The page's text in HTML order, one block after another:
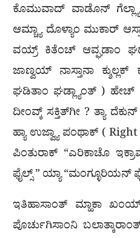
ಕೊಮುವಾದ್ ವಾಡೊನ್
ಆಮ್ಚ್ಯಾ ದೊಳ್ಯಾಂ ಮುಕಾರ್
ವಯ್ರ್ ಕಿತೆಂಚ್ ಆವ್ಘಡಾಂ
ಜಾಣ್ವಯ್ ನಾಸ್ತಾನಾ
ಘಡಿತಾಂ ಘಡ್ಲ್ಯಾಂತ್ )
ದೀಂವ್ಕ್ ಸಕ್ತಿತ್‌ಗೀ ? ತ್ಯಾ
ಹ್ಯಾ ಉಜ್ವ್ಯಾ ಪಂಥಾಕ್ (
ಪಿಂತುರಾಕ್ “ಎರಿಕಾಚೊ
ಫೈಲ್ಸ್ ” ಯ್ಯಾ “ಮಂಗ್ಳೂರಿಯನ್
ಇತಿಹಾಸಾಂತ್ ಮ್ಹಾಕಾ
ಪೊರ್ಚುಗಿಸಾಂನಿ